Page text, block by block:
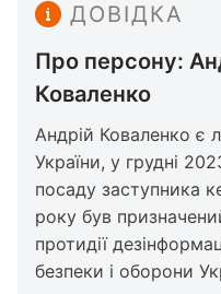
ДОВІДКА
Про персону:
Коваленко
Андрій Коваленко є
України, у грудні
посаду заступника
року був
протидії
безпеки і оборони